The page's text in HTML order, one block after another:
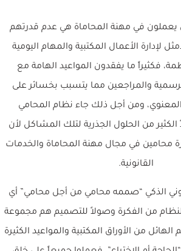
يعملون في مهنة المحاماة هي عدم قدرتهم
لإدارة الأعمال المكتبية والمهام اليومية
فكثيراً ما يفقدون المواعيد الهامة مع
والمراجعين مما يتسبب بخسائر على
ومن أجل ذلك جاء نظام المحامي
الكثير من الحلول الجذرية لتلك المشاكل لأن
محامين في مجال مهنة المحاماة والخدمات
القانونية.
الذكي “صممه محامي من أجل محامي” أي
من الفكرة وصولاً للتصميم هم مجموعة
الهائل من الأوراق المكتبية والمواعيد الكثيرة